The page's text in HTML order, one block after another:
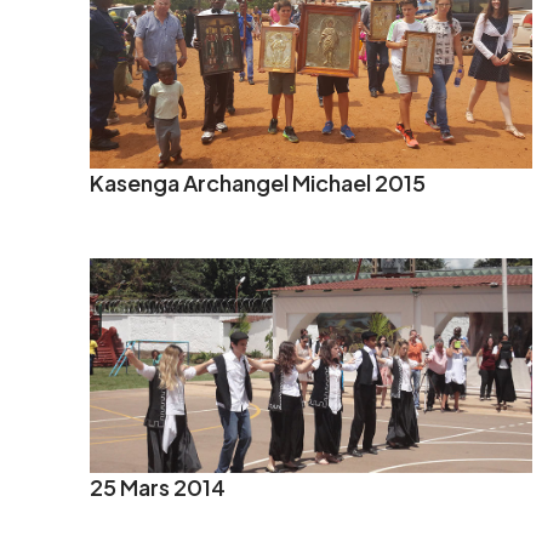
Kasenga Archangel Michael 2015
25 Mars 2014